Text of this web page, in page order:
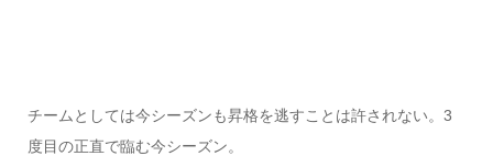
チームとしては今シーズンも昇格を逃すことは許されない。3
度目の正直で臨む今シーズン。